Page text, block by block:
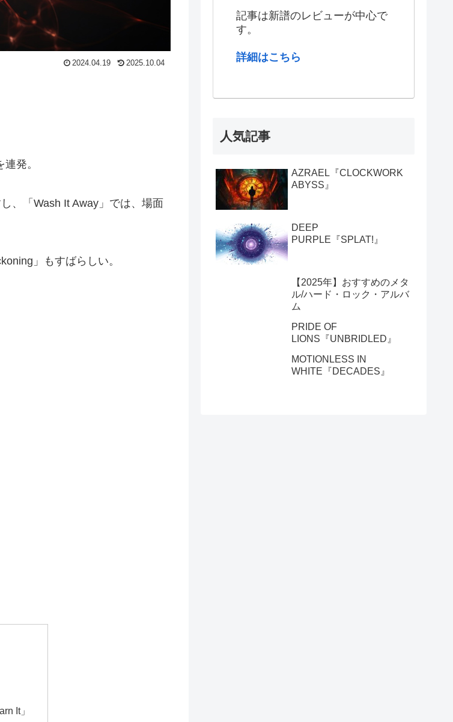
2024.04.19 2025.10.04
発。
、「Wash It Away」では、場面
」もすばらしい。
It」
記事は新譜のレビューが中心で
す。
詳細はこちら
人気記事
AZRAEL『CLOCKWORK
ABYSS』
DEEP
PURPLE『SPLAT!』
【2025年】おすすめのメタ
ル/ハード・ロック・アルバ
ム
PRIDE OF
LIONS『UNBRIDLED』
MOTIONLESS IN
WHITE『DECADES』